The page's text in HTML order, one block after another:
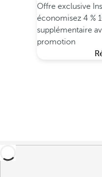
Offre exclusive
économisez 4 %
supplémentaire
promotion